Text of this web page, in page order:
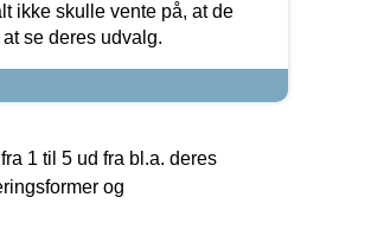
ikke skulle vente på, at de
se deres udvalg.
1 til 5 ud fra bl.a. deres
og